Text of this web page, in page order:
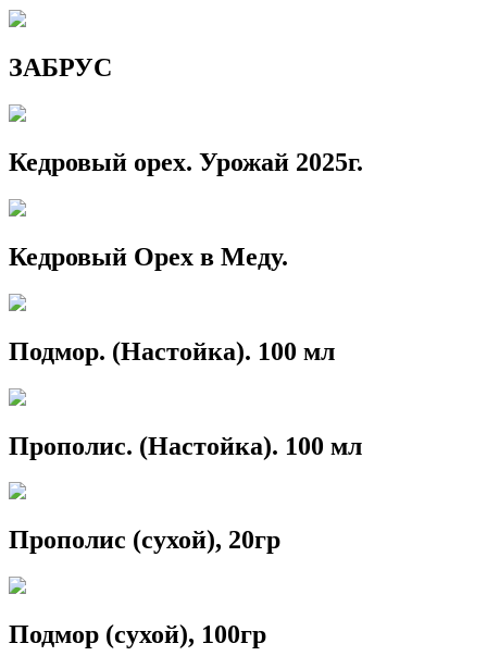
ЗАБРУС
Кедровый орех. Урожай 2025г.
Кедровый Орех в Меду.
Подмор. (Настойка). 100 мл
Прополис. (Настойка). 100 мл
Прополис (сухой), 20гр
Подмор (сухой), 100гр